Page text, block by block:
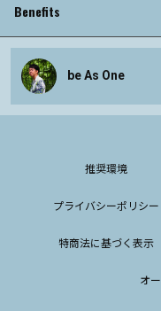
Benefits
be As One
推奨環境
プライバシーポリシー
特商法に基づく表示
オ